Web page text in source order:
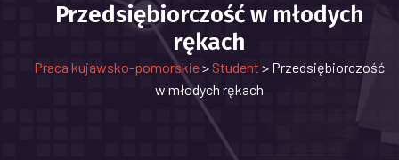
Przedsiębiorczość w młodych
rękach
Praca kujawsko-pomorskie> Student > Przedsiębiorczość
w młodych rękach